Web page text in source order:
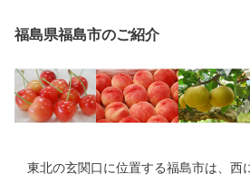
福島県福島市のご紹介
東北の玄関口に位置する福島市は、西